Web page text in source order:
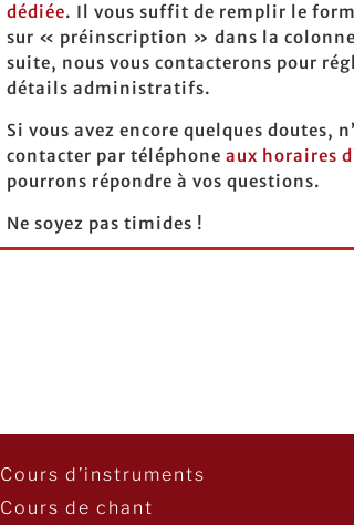
dédiée. Il vous suffit de remplir le
sur « préinscription » dans la colonne
suite, nous vous contacterons pour
détails administratifs.
Si vous avez encore quelques doutes,
contacter par téléphone aux horaires
pourrons répondre à vos questions.
Ne soyez pas timides !
Cours d’instruments
Cours de chant